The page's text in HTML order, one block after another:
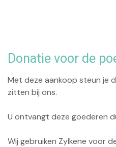
Donatie voor de
Met deze aankoop steun je
zitten bij ons.
U ontvangt deze goederen
Wij gebruiken Zylkene voor